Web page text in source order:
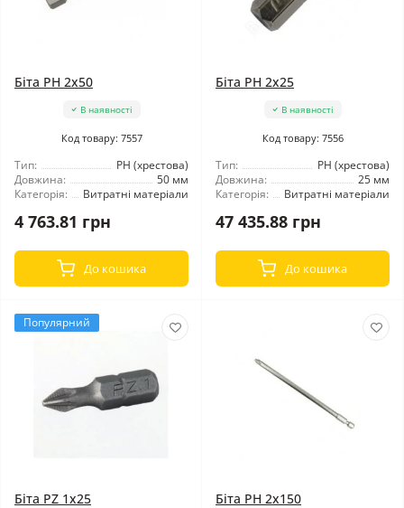
Біта PH 2x50
В наявності
Код товару: 7557
Тип:
РН (хрестова)
Довжина:
50 мм
Категорія:
Витратні матеріали
4 763.81 грн
До кошика
Біта PH 2x25
В наявності
Код товару: 7556
Тип:
РН (хрестова)
Довжина:
25 мм
Категорія:
Витратні матеріали
47 435.88 грн
До кошика
Популярний
Біта PZ 1x25 Біта PH 2x150